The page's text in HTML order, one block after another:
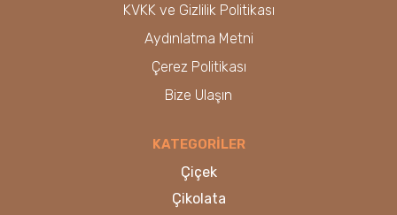
KVKK ve Gizlilik Politikası
Aydınlatma Metni
Çerez Politikası
Bize Ulaşın
KATEGORİLER
Çiçek
Çikolata